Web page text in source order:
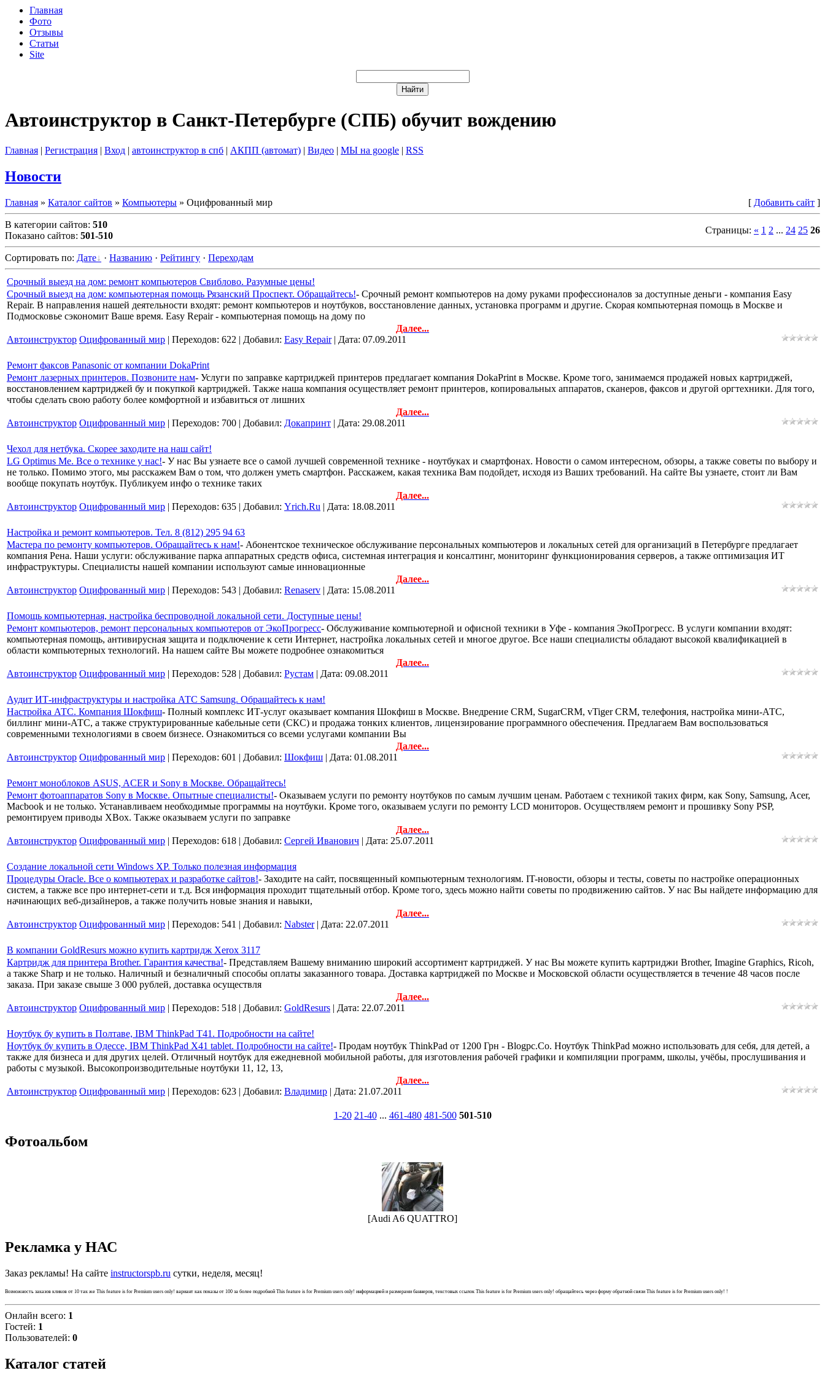
Главная
Фото
Отзывы
Статьи
Site
Автоинструктор в Санкт-Петербурге (СПБ) обучит вождению
Главная | Регистрация | Вход | автоинструктор в спб | АКПП (автомат) | Видео | МЫ на google | RSS
Новости
Главная » Каталог сайтов » Компьютеры » Оцифрованный мир [ Добавить сайт ]
В категории сайтов: 510
Показано сайтов: 501-510
Страницы: « 1 2 ... 24 25 26
Сортировать по: Дате · Названию · Рейтингу · Переходам
Срочный выезд на дом: ремонт компьютеров Свиблово. Разумные цены!
Срочный выезд на дом: компьютерная помощь Рязанский Проспект. Обращайтесь!- Срочный ремонт компьютеров на дому руками профессионалов за доступные деньги - компания Easy
Repair. В направления нашей деятельности входят: ремонт компьютеров и ноутбуков, восстановление данных, установка программ и другие. Скорая компьютерная помощь в Москве и
Подмосковье сэкономит Ваше время. Easy Repair - компьютерная помощь на дому по
Далее...
Автоинструктор Оцифрованный мир | Переходов: 622 | Добавил: Easy Repair| Дата: 07.09.2011
Ремонт факсов Panasonic от компании DokaPrint
Ремонт лазерных принтеров. Позвоните нам- Услуги по заправке картриджей принтеров предлагает компания DokaPrint в Москве. Кроме того, занимаемся продажей новых картриджей,
восстановлением картриджей бу и покупкой картриджей. Также наша компания осуществляет ремонт принтеров, копировальных аппаратов, сканеров, факсов и другой оргтехники. Для того,
чтобы сделать свою работу более комфортной и избавиться от лишних
Далее...
Автоинструктор Оцифрованный мир | Переходов: 700 | Добавил: Докапринт | Дата: 29.08.2011
Чехол для нетбука. Скорее заходите на наш сайт!
LG Optimus Me. Все о технике у нас!- У нас Вы узнаете все о самой лучшей современной технике - ноутбуках и смартфонах. Новости о самом интересном, обзоры, а также советы по выбору и
не только. Помимо этого, мы расскажем Вам о том, что должен уметь смартфон. Расскажем, какая техника Вам подойдет, исходя из Ваших требований. На сайте Вы узнаете, стоит ли Вам
вообще покупать ноутбук. Публикуем инфо о технике таких
Далее...
Автоинструктор Оцифрованный мир | Переходов: 635 | Добавил: Yrich.Ru | Дата: 18.08.2011
Настройка и ремонт компьютеров. Тел. 8 (812) 295 94 63
Мастера по ремонту компьютеров. Обращайтесь к нам!- Абонентское техническое обслуживание персональных компьютеров и локальных сетей для организаций в Петербурге предлагает
компания Рена. Наши услуги: обслуживание парка аппаратных средств офиса, системная интеграция и консалтинг, мониторинг функционирования серверов, а также оптимизация ИТ
инфраструктуры. Специалисты нашей компании используют самые инновационные
Далее...
Автоинструктор Оцифрованный мир | Переходов: 543 | Добавил: Renaserv | Дата: 15.08.2011
Помощь компьютерная, настройка беспроводной локальной сети. Доступные цены!
Ремонт компьютеров, ремонт персональных компьютеров от ЭкоПрогресс- Обслуживание компьютерной и офисной техники в Уфе - компания ЭкоПрогресс. В услуги компании входят:
компьютерная помощь, антивирусная защита и подключение к сети Интернет, настройка локальных сетей и многое другое. Все наши специалисты обладают высокой квалификацией в
области компьютерных технологий. На нашем сайте Вы можете подробнее ознакомиться
Далее...
Автоинструктор Оцифрованный мир | Переходов: 528 | Добавил: Рустам | Дата: 09.08.2011
Аудит ИТ-инфраструктуры и настройка АТС Samsung. Обращайтесь к нам!
Настройка АТС. Компания Шокфиш- Полный комплекс ИТ-услуг оказывает компания Шокфиш в Москве. Внедрение CRM, SugarCRM, vTiger CRM, телефония, настройка мини-АТС,
биллинг мини-АТС, а также структурированные кабельные сети (СКС) и продажа тонких клиентов, лицензирование программного обеспечения. Предлагаем Вам воспользоваться
современными технологиями в своем бизнесе. Ознакомиться со всеми услугами компании Вы
Далее...
Автоинструктор Оцифрованный мир | Переходов: 601 | Добавил: Шокфиш | Дата: 01.08.2011
Ремонт моноблоков ASUS, ACER и Sony в Москве. Обращайтесь!
Ремонт фотоаппаратов Sony в Москве. Опытные специалисты!- Оказываем услуги по ремонту ноутбуков по самым лучшим ценам. Работаем с техникой таких фирм, как Sony, Samsung, Acer,
Macbook и не только. Устанавливаем необходимые программы на ноутбуки. Кроме того, оказываем услуги по ремонту LCD мониторов. Осуществляем ремонт и прошивку Sony PSP,
ремонтируем приводы XBox. Также оказываем услуги по заправке
Далее...
Автоинструктор Оцифрованный мир | Переходов: 618 | Добавил: Сергей Иванович | Дата: 25.07.2011
Создание локальной сети Windows XP. Только полезная информация
Процедуры Oracle. Все о компьютерах и разработке сайтов!- Заходите на сайт, посвященный компьютерным технологиям. IT-новости, обзоры и тесты, советы по настройке операционных
систем, а также все про интернет-сети и т.д. Вся информация проходит тщательный отбор. Кроме того, здесь можно найти советы по продвижению сайтов. У нас Вы найдете информацию для
начинающих веб-дизайнеров, а также получить новые знания и навыки,
Далее...
Автоинструктор Оцифрованный мир | Переходов: 541 | Добавил: Nabster| Дата: 22.07.2011
В компании GoldResurs можно купить картридж Xerox 3117
Картридж для принтера Brother. Гарантия качества!- Представляем Вашему вниманию широкий ассортимент картриджей. У нас Вы можете купить картриджи Brother, Imagine Graphics, Ricoh,
а также Sharp и не только. Наличный и безналичный способы оплаты заказанного товара. Доставка картриджей по Москве и Московской области осуществляется в течение 48 часов после
заказа. При заказе свыше 3 000 рублей, доставка осуществля
Далее...
Автоинструктор Оцифрованный мир | Переходов: 518 | Добавил: GoldResurs | Дата: 22.07.2011
Ноутбук бу купить в Полтаве, IBM ThinkPad T41. Подробности на сайте!
Ноутбук бу купить в Одессе, IBM ThinkPad X41 tablet. Подробности на сайте!- Продам ноутбук ThinkPad от 1200 Грн - Blogpc.Co. Ноутбук ThinkPad можно использовать для себя, для детей, а
также для бизнеса и для других целей. Отличный ноутбук для ежедневной мобильной работы, для изготовления рабочей графики и компиляции программ, школы, учёбы, прослушивания и
работы с музыкой. Высокопроизводительные ноутбуки 11, 12, 13,
Далее...
Автоинструктор Оцифрованный мир | Переходов: 623 | Добавил: Владимир | Дата: 21.07.2011
1-20 21-40 ... 461-480 481-500 501-510
Фотоальбом
[Audi A6 QUATTRO]
Рекламка у НАС
Заказ рекламы! На сайте instructorspb.ru сутки, неделя, месяц!
Возможность заказов кликов от 10 так же This feature is for Premium users only! вариант как показы от 100 за более подробной This feature is for Premium users only! информацией и размерами баннеров, текстовых ссылок This feature is for Premium users only! обращайтесь через форму обратной связи This feature is for Premium users only! !
Онлайн всего: 1
Гостей: 1
Пользователей: 0
Каталог статей